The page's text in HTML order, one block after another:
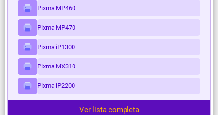
Pixma MP460
Pixma MP470
Pixma iP1300
Pixma MX310
Pixma iP2200
Ver lista completa